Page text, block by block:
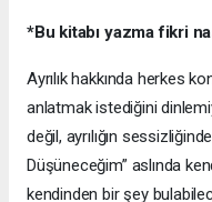
*Bu kitabı yazma fikri
Ayrılık hakkında herkes
anlatmak istediğini
değil, ayrılığın
Düşüneceğim” aslında
kendinden bir şey